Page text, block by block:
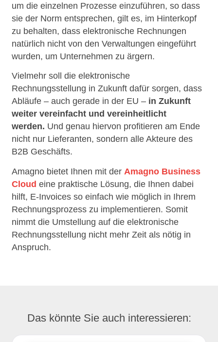
um die einzelnen Prozesse einzuführen, so dass
sie der Norm entsprechen, gilt es, im Hinterkopf
zu behalten, dass elektronische Rechnungen
natürlich nicht von den Verwaltungen eingeführt
wurden, um Unternehmen zu ärgern.
Vielmehr soll die elektronische
Rechnungsstellung in Zukunft dafür sorgen, dass
Abläufe – auch gerade in der EU – in Zukunft
weiter vereinfacht und vereinheitlicht
werden. Und genau hiervon profitieren am Ende
nicht nur Lieferanten, sondern alle Akteure des
B2B Geschäfts.
Amagno bietet Ihnen mit der Amagno Business
Cloud eine praktische Lösung, die Ihnen dabei
hilft, E-Invoices so einfach wie möglich in Ihrem
Rechnungsprozess zu implementieren. Somit
nimmt die Umstellung auf die elektronische
Rechnungsstellung nicht mehr Zeit als nötig in
Anspruch.
Das könnte Sie auch interessieren: